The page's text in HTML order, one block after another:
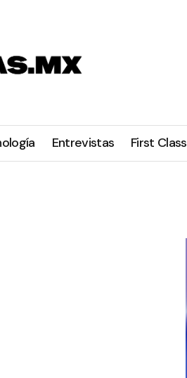
Entrevistas First Class